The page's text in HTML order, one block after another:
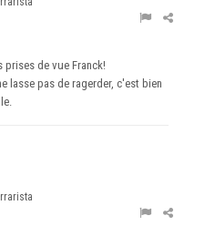
de vue Franck!
lasse pas de ragerder, c'est bien